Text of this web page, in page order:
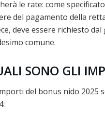
le rate: come
del pagamento della
deve essere richiesto
comune.
SONO GLI
del bonus nido 2025